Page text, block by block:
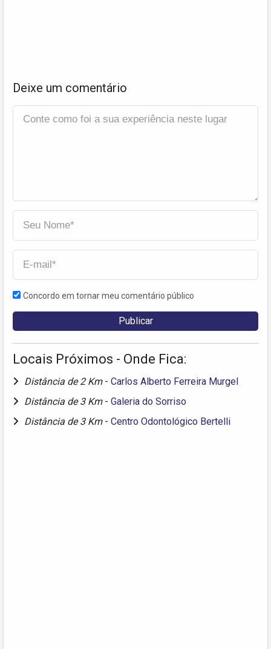
Deixe um comentário
Concordo em tornar meu comentário público
Locais Próximos - Onde Fica:
Distância de 2 Km - Carlos Alberto Ferreira Murgel
Distância de 3 Km - Galeria do Sorriso
Distância de 3 Km - Centro Odontológico Bertelli